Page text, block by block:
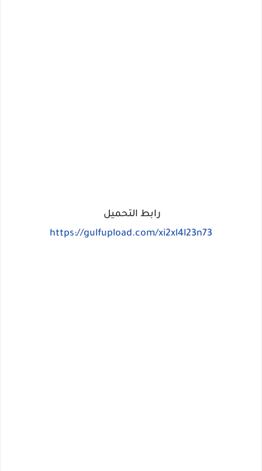
رابط التحميل
https://gulfupload.com/xi2xl4l23n73